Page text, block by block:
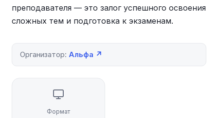
преподавателя — это залог успешного освоения
сложных тем и подготовка к экзаменам.
Организатор: Альфа ↗
Формат